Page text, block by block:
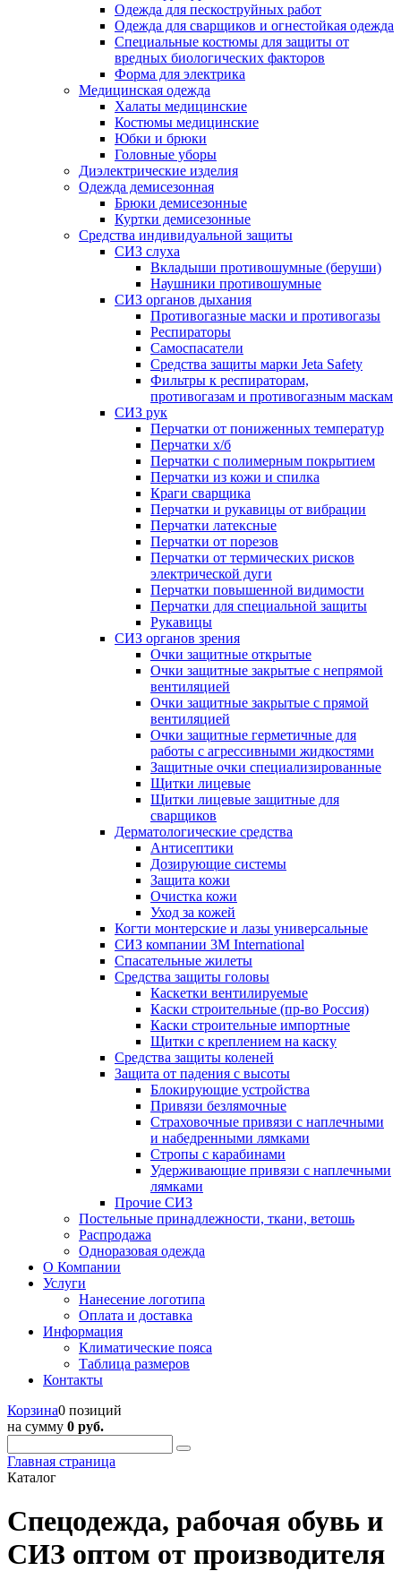
Одежда для пескоструйных работ
Одежда для сварщиков и огнестойкая одежда
Специальные костюмы для защиты от
вредных биологических факторов
Форма для электрика
Медицинская одежда
Халаты медицинские
Костюмы медицинские
Юбки и брюки
Головные уборы
Диэлектрические изделия
Одежда демисезонная
Брюки демисезонные
Куртки демисезонные
Средства индивидуальной защиты
СИЗ слуха
Вкладыши противошумные (беруши)
Наушники противошумные
СИЗ органов дыхания
Противогазные маски и противогазы
Респираторы
Самоспасатели
Средства защиты марки Jeta Safety
Фильтры к респираторам,
противогазам и противогазным маскам
СИЗ рук
Перчатки от пониженных температур
Перчатки х/б
Перчатки с полимерным покрытием
Перчатки из кожи и спилка
Краги сварщика
Перчатки и рукавицы от вибрации
Перчатки латексные
Перчатки от порезов
Перчатки от термических рисков
электрической дуги
Перчатки повышенной видимости
Перчатки для специальной защиты
Рукавицы
СИЗ органов зрения
Очки защитные открытые
Очки защитные закрытые с непрямой
вентиляцией
Очки защитные закрытые с прямой
вентиляцией
Очки защитные герметичные для
работы с агрессивными жидкостями
Защитные очки специализированные
Щитки лицевые
Щитки лицевые защитные для
сварщиков
Дерматологические средства
Антисептики
Дозирующие системы
Защита кожи
Очистка кожи
Уход за кожей
Когти монтерские и лазы универсальные
СИЗ компании 3М International
Спасательные жилеты
Средства защиты головы
Каскетки вентилируемые
Каски строительные (пр-во Россия)
Каски строительные импортные
Щитки с креплением на каску
Средства защиты коленей
Защита от падения с высоты
Блокирующие устройства
Привязи безлямочные
Страховочные привязи с наплечными
и набедренными лямками
Стропы с карабинами
Удерживающие привязи с наплечными
лямками
Прочие СИЗ
Постельные принадлежности, ткани, ветошь
Распродажа
Одноразовая одежда
О Компании
Услуги
Нанесение логотипа
Оплата и доставка
Информация
Климатические пояса
Таблица размеров
Контакты
Корзина0 позиций
на сумму 0 руб.
Главная страница
Каталог
Спецодежда, рабочая обувь и
СИЗ оптом от производителя